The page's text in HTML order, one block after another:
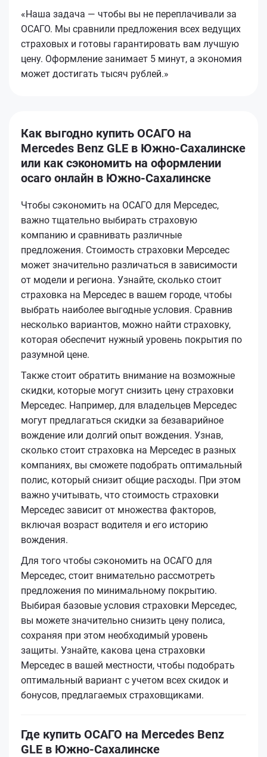
«Наша задача — чтобы вы не переплачивали за
ОСАГО. Мы сравнили предложения всех ведущих
страховых и готовы гарантировать вам лучшую
цену. Оформление занимает 5 минут, а экономия
может достигать тысяч рублей.»
Как выгодно купить ОСАГО на
Mercedes Benz GLE в Южно-Сахалинске
или как сэкономить на оформлении
осаго онлайн в Южно-Сахалинске
Чтобы сэкономить на ОСАГО для Мерседес,
важно тщательно выбирать страховую
компанию и сравнивать различные
предложения. Стоимость страховки Мерседес
может значительно различаться в зависимости
от модели и региона. Узнайте, сколько стоит
страховка на Мерседес в вашем городе, чтобы
выбрать наиболее выгодные условия. Сравнив
несколько вариантов, можно найти страховку,
которая обеспечит нужный уровень покрытия по
разумной цене.
Также стоит обратить внимание на возможные
скидки, которые могут снизить цену страховки
Мерседес. Например, для владельцев Мерседес
могут предлагаться скидки за безаварийное
вождение или долгий опыт вождения. Узнав,
сколько стоит страховка на Мерседес в разных
компаниях, вы сможете подобрать оптимальный
полис, который снизит общие расходы. При этом
важно учитывать, что стоимость страховки
Мерседес зависит от множества факторов,
включая возраст водителя и его историю
вождения.
Для того чтобы сэкономить на ОСАГО для
Мерседес, стоит внимательно рассмотреть
предложения по минимальному покрытию.
Выбирая базовые условия страховки Мерседес,
вы можете значительно снизить цену полиса,
сохраняя при этом необходимый уровень
защиты. Узнайте, какова цена страховки
Мерседес в вашей местности, чтобы подобрать
оптимальный вариант с учетом всех скидок и
бонусов, предлагаемых страховщиками.
Где купить ОСАГО на Mercedes Benz
GLE в Южно-Сахалинске